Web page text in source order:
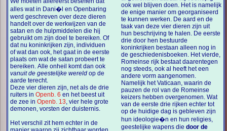
alles wat in Dani�l en Openbaring
werd geschreven over deze dieren
handelt over de werkwijzen van de
satan en de hulpmiddelen die hij
gebruikt om zijn doel te bereiken. Of
dat nu koninkrijken zijn, individuen
of wat dan ook, het gaat in de eerste
plaats om wat de satan probeert te
bereiken. Alle onheil komt dan ook
vanuit de geestelijke wereld op de
aarde terecht.
Deze vier dieren zijn, net als de drie
ruiters inOpenb. 6 en het beest uit
de zee inOpenb. 13, vier hele grote
demonen, vorsten der duisternis.
Het verschil zit hem echter in de
ook wel blijven doen. Het is namelijk
de enige manier om georganiseerd
te kunnen werken. De aard en de
taak van deze vier dieren zijn uit
hun beschrijving te halen. De eerste
drie door hen bestuurde
koninkrijken bestaan alleen nog in
de geschiedenisboeken. Het vierde,
Romeinse rijk bestaat daarentegen
nog steeds, ook al heeft het een
andere vorm aangenomen.
Namelijk het Vaticaan, waarin de
pauzen de rol van de Romeinse
keizers hebben overgenomen. Wat
van de eerste drie rijken echter tot
op de huidige dag is gebleven zijn
hun ideologie�n en hun religies,
geestelijke wapens die door de